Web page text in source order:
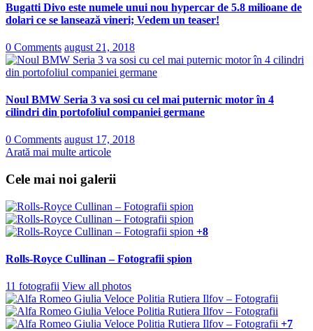
Bugatti Divo este numele unui nou hypercar de 5.8 milioane de
dolari ce se lansează vineri; Vedem un teaser!
0 Comments august 21, 2018
Noul BMW Seria 3 va sosi cu cel mai puternic motor în 4
cilindri din portofoliul companiei germane
0 Comments august 17, 2018
Arată mai multe articole
Cele mai noi galerii
+8
Rolls-Royce Cullinan – Fotografii spion
11 fotografii View all photos
+7